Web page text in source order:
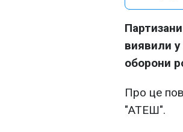
виявили у
оборони
Про це
"АТЕШ".